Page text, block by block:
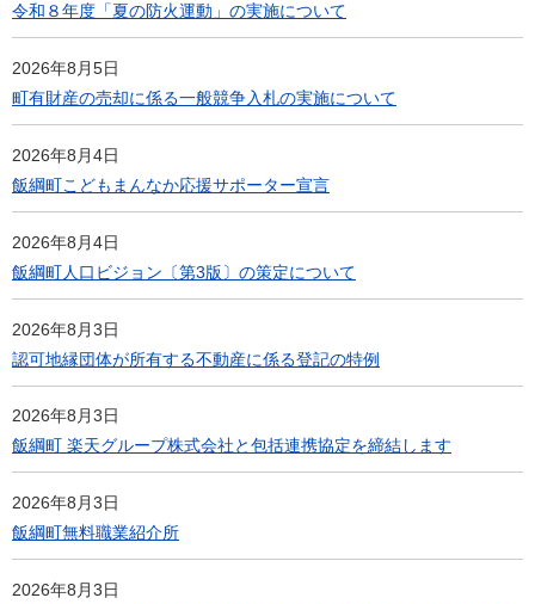
令和８年度「夏の防火運動」の実施について
2026年8月5日
町有財産の売却に係る一般競争入札の実施について
2026年8月4日
飯綱町こどもまんなか応援サポーター宣言
2026年8月4日
飯綱町人口ビジョン〔第3版〕の策定について
2026年8月3日
認可地縁団体が所有する不動産に係る登記の特例
2026年8月3日
飯綱町 楽天グループ株式会社と包括連携協定を締結します
2026年8月3日
飯綱町無料職業紹介所
2026年8月3日